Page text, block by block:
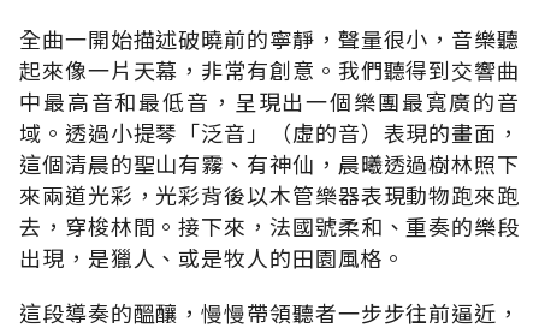
全曲一開始描述破曉前的寧靜，聲量很小，音樂聽
起來像一片天幕，非常有創意。我們聽得到交響曲
中最高音和最低音，呈現出一個樂團最寬廣的音
域。透過小提琴「泛音」（虛的音）表現的畫面，
這個清晨的聖山有霧、有神仙，晨曦透過樹林照下
來兩道光彩，光彩背後以木管樂器表現動物跑來跑
去，穿梭林間。接下來，法國號柔和、重奏的樂段
出現，是獵人、或是牧人的田園風格。
這段導奏的醞釀，慢慢帶領聽者一步步往前逼近，